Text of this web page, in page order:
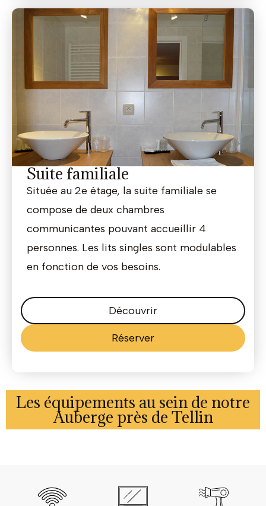
Suite familiale
Située au 2e étage, la suite familiale se
compose de deux chambres
communicantes pouvant accueillir 4
personnes. Les lits singles sont modulables
en fonction de vos besoins.
Découvrir
Réserver
Les équipements au sein de notre
Auberge près de Tellin